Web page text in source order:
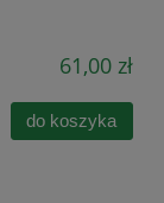
61,00 zł
do koszyka